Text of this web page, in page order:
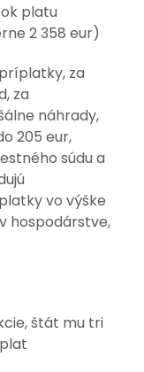
platu
2 358 eur)
za
za
náhrady,
205 eur,
súdu a
vo výške
hospodárstve,
štát mu tri